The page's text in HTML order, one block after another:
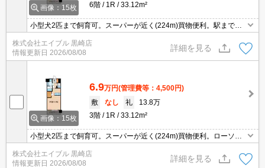
画像：15枚
6階
1R 33.12m²
小型犬2匹まで飼育可。スーパーが近く(224m)買物便利。駅まで徒
払額の80％、550円/月)。
株式会社エイブル 黒崎店
情報更新日 2026/08/08
詳細を見る
画像：15枚
6.9万円(管理費等：4,500円)
敷
なし 礼
13.8万
3階
1R 33.12m²
小型犬2匹まで飼育可。スーパーが近く(224m)買物便利。ローソン
50円/月。バイク置場月1,100円。
株式会社エイブル 黒崎店
情報更新日 2026/08/08
詳細を見る